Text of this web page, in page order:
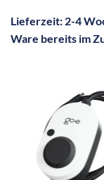
Lieferzeit: 2-4
Ware bereits im